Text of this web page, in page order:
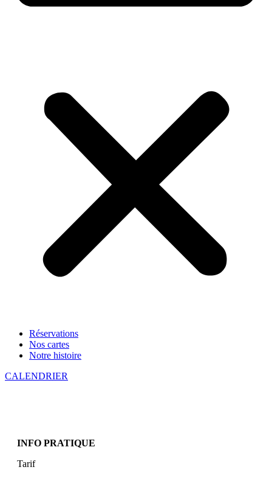
Réservations
Nos cartes
Notre histoire
CALENDRIER
INFO PRATIQUE
Tarif